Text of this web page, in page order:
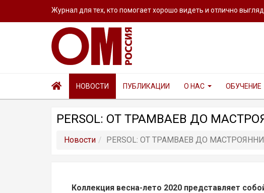
Журнал для тех, кто помогает хорошо видеть и отлично
НОВОСТИ ПУБЛИКАЦИИ О НАС ОБУЧЕНИЕ
PERSOL: ОТ ТРАМВАЕВ ДО
Новости PERSOL: ОТ ТРАМВАЕВ ДО
Коллекция весна-лето 2020 представляет